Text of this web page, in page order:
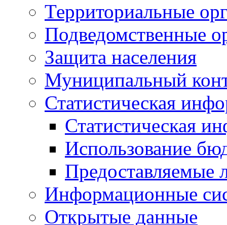
Территориальные
Подведомственные
Защита населения
Муниципальный
Статистическая
Статистическая
Использование
Предоставляемые
Информационные
Открытые данные